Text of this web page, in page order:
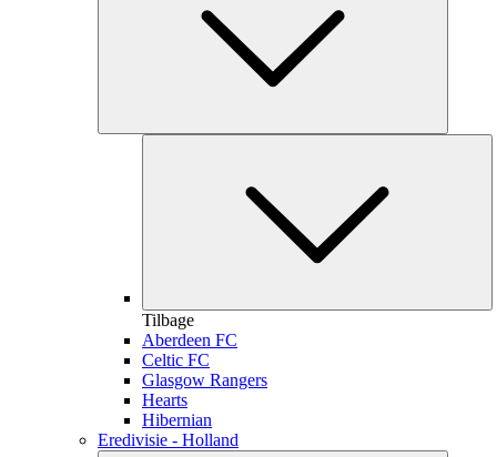
Tilbage
Aberdeen FC
Celtic FC
Glasgow Rangers
Hearts
Hibernian
Eredivisie - Holland